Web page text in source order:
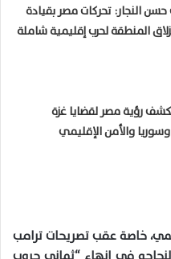
النجار: تحركات مصر بقيادة
المنطقة لحرب إقليمية شاملة
رؤية مصر لقضايا غزة
والأمن الإقليمي
خاصة عقب تصريحات ترامب